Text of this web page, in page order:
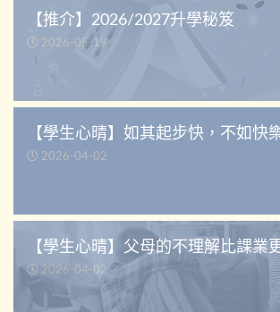
【推介】2026/2027升學秘笈
2026-05-19
【學生心晴】如其起步快，不如快
2026-04-02
【學生心晴】父母的不理解比課業
2026-04-02